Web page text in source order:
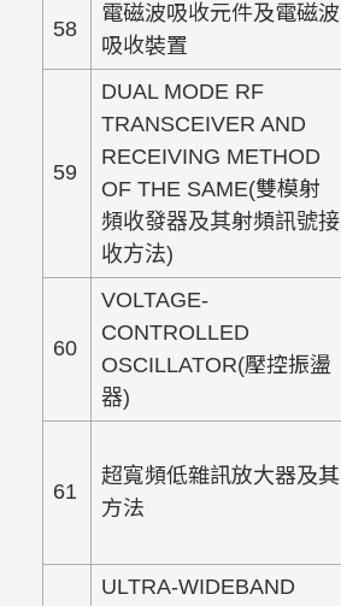
58
電磁波吸收元件及電磁波
吸收裝置
59
DUAL MODE RF
TRANSCEIVER AND
RECEIVING METHOD
OF THE SAME(雙模射
頻收發器及其射頻訊號接
收方法)
60
VOLTAGE-
CONTROLLED
OSCILLATOR(壓控振盪
器)
61
超寬頻低雜訊放大器及其
方法
ULTRA-WIDEBAND